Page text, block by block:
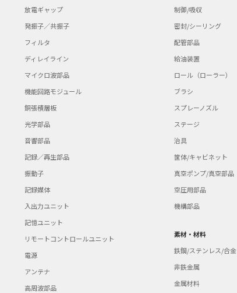
放電ギャップ
発振子／共振子
フィルタ
ディレイライン
マイクロ波部品
機能回路モジュール
銅張積層板
光学部品
音響部品
記録／再生部品
振動子
記録媒体
入出力ユニット
記憶ユニット
リモートコントロールユニット
電源
アンテナ
高周波部品
制御/吸収
密封/シーリング
配管部品
給油装置
ロール（ローラー）
ブラシ
スプレーノズル
ステージ
治具
筐体/キャビネット
真空ポンプ/真空部品
空圧用部品
機構部品
素材・材料
鉄鋼/ステンレス/合金
非鉄金属
金属材料